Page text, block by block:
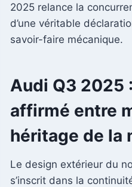
2025 relance la
d’une véritable
savoir-faire mécanique.
Audi Q3 2025
affirmé entre
héritage de la
Le design extérieur du
s’inscrit dans la